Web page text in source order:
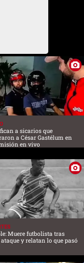
a sicarios que
a César Gastélum en
en vivo
Muere futbolista tras
y relatan lo que pasó